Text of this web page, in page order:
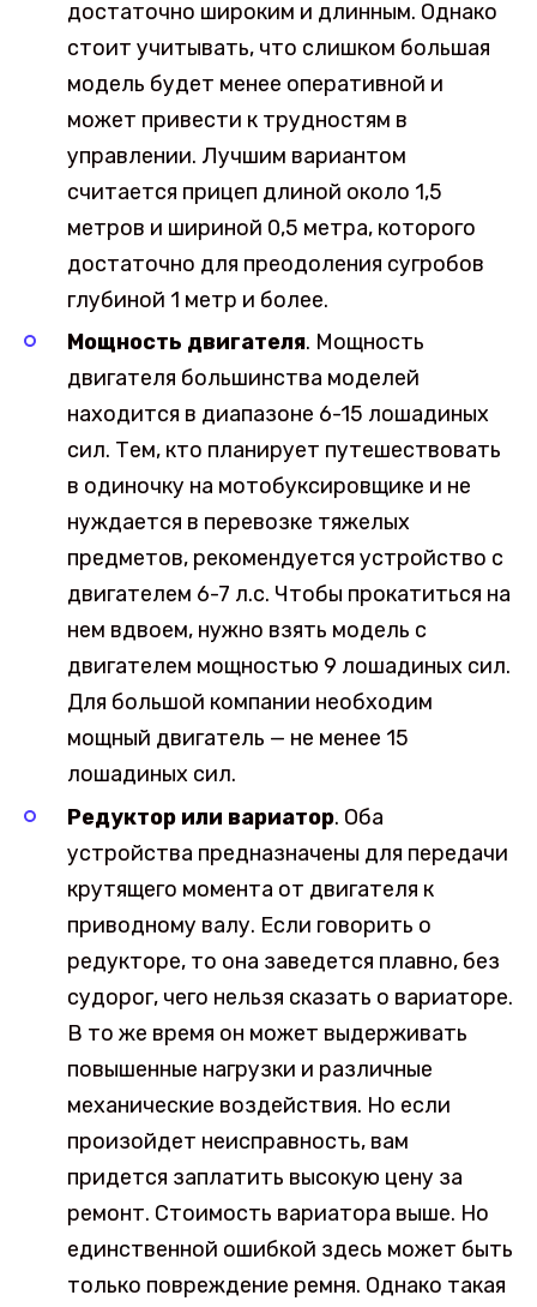
достаточно широким и длинным. Однако
стоит учитывать, что слишком большая
модель будет менее оперативной и
может привести к трудностям в
управлении. Лучшим вариантом
считается прицеп длиной около 1,5
метров и шириной 0,5 метра, которого
достаточно для преодоления сугробов
глубиной 1 метр и более.
Мощность двигателя. Мощность
двигателя большинства моделей
находится в диапазоне 6-15 лошадиных
сил. Тем, кто планирует путешествовать
в одиночку на мотобуксировщике и не
нуждается в перевозке тяжелых
предметов, рекомендуется устройство с
двигателем 6-7 л.с. Чтобы прокатиться на
нем вдвоем, нужно взять модель с
двигателем мощностью 9 лошадиных сил.
Для большой компании необходим
мощный двигатель — не менее 15
лошадиных сил.
Редуктор или вариатор. Оба
устройства предназначены для передачи
крутящего момента от двигателя к
приводному валу. Если говорить о
редукторе, то она заведется плавно, без
судорог, чего нельзя сказать о вариаторе.
В то же время он может выдерживать
повышенные нагрузки и различные
механические воздействия. Но если
произойдет неисправность, вам
придется заплатить высокую цену за
ремонт. Стоимость вариатора выше. Но
единственной ошибкой здесь может быть
только повреждение ремня. Однако такая